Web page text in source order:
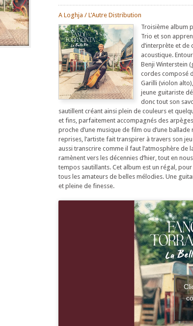
A Loghja / L’Autre Distribution
Troisième album
Trio et son
d’interprète et de
acoustique.
Benji Winterstein
cordes composé
Garilli (violon
jeune guitariste
donc tout son
sautillent créant ainsi plein de couleurs et
et fins, parfaitement accompagnés des
proche d’une musique de film ou d’une
reprises, l’artiste fait transpirer à travers son
aussi transcrire comme il faut l’atmosphère de
ramènent vers les décennies d’hier, tout en
tempos sautillants. Cet album est un régal,
tous les amateurs de belles mélodies. Une
et pleine de finesse.